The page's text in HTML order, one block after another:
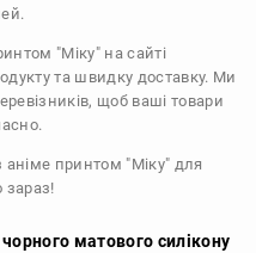
"Міку" на сайті
та швидку доставку. Ми
щоб ваші товари
аніме принтом "Міку" для
зараз!
матового силікону